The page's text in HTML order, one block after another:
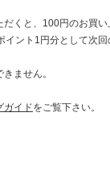
だくと、100円のお買い
イント1円分として次回
ません。
ガイドをご覧下さい。